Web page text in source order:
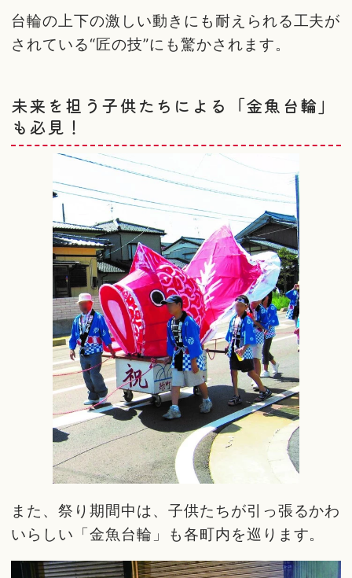
台輪の上下の激しい動きにも耐えられる工夫が
されている“匠の技”にも驚かされます。
未来を担う子供たちによる「金魚台輪」
も必見！
また、祭り期間中は、子供たちが引っ張るかわ
いらしい「金魚台輪」も各町内を巡ります。